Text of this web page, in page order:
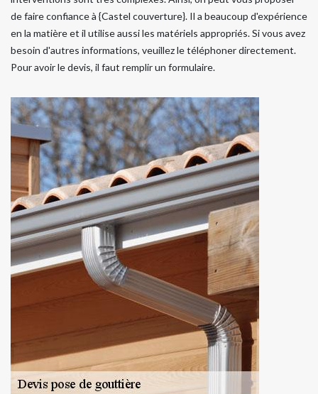
de faire confiance à {Castel couverture}. Il a beaucoup d'expérience
en la matière et il utilise aussi les matériels appropriés. Si vous avez
besoin d'autres informations, veuillez le téléphoner directement.
Pour avoir le devis, il faut remplir un formulaire.